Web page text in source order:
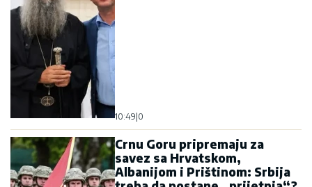
10:49 0
Crnu Goru pripremaju za
savez sa Hrvatskom,
Albanijom i Prištinom: Srbija